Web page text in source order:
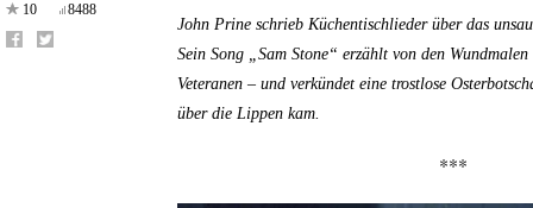
10
8488
John Prine schrieb Küchentischlieder über das
Sein Song „Sam Stone“ erzählt von den
Veteranen – und verkündet eine trostlose
über die Lippen kam.
***